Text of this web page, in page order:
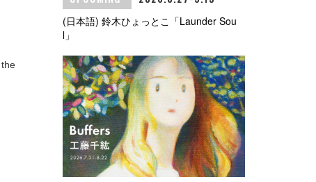
(日本語) 鈴木ひょっとこ「Launder Sou
l」